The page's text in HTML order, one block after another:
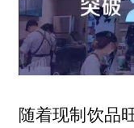
随着现制饮品